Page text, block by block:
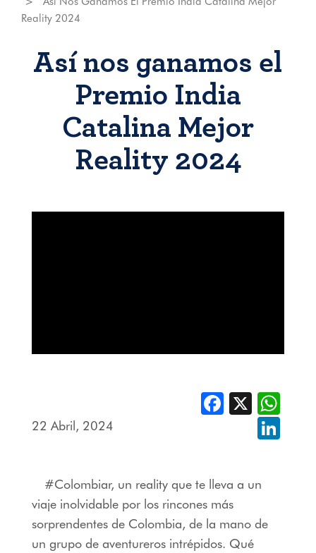
Reality 2024
Así nos ganamos el
Premio India
Catalina Mejor
Reality 2024
22 Abril, 2024
Facebook
X
#Colombiar, un reality que te lleva a un
viaje inolvidable por los rincones más
sorprendentes de Colombia, de la mano de
un grupo de aventureros intrépidos. Qué